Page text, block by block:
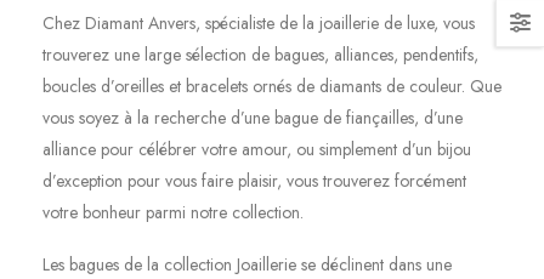
Chez Diamant Anvers, spécialiste de la joaillerie de luxe, vous
trouverez une large sélection de bagues, alliances, pendentifs,
boucles d’oreilles et bracelets ornés de diamants de couleur. Que
vous soyez à la recherche d’une bague de fiançailles, d’une
alliance pour célébrer votre amour, ou simplement d’un bijou
d’exception pour vous faire plaisir, vous trouverez forcément
votre bonheur parmi notre collection.
Les bagues de la collection Joaillerie se déclinent dans une